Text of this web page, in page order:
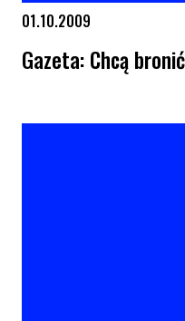
01.10.2009
Gazeta: Chcą